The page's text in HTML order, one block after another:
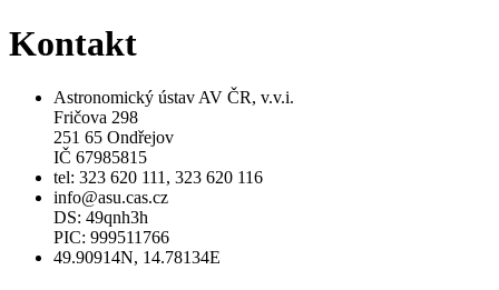
Kontakt
Astronomický ústav AV ČR, v.v.i.
Fričova 298
251 65 Ondřejov
IČ 67985815
tel: 323 620 111, 323 620 116
info@asu.cas.cz
DS: 49qnh3h
PIC: 999511766
49.90914N, 14.78134E